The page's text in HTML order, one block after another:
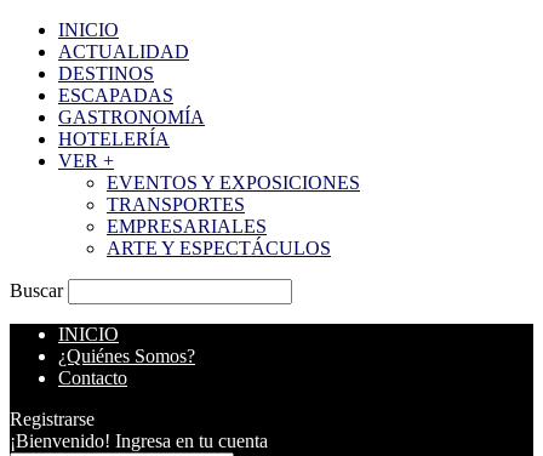
INICIO
ACTUALIDAD
DESTINOS
ESCAPADAS
GASTRONOMÍA
HOTELERÍA
VER +
EVENTOS Y EXPOSICIONES
TRANSPORTES
EMPRESARIALES
ARTE Y ESPECTÁCULOS
Buscar
INICIO
¿Quiénes Somos?
Contacto
Registrarse
¡Bienvenido! Ingresa en tu cuenta